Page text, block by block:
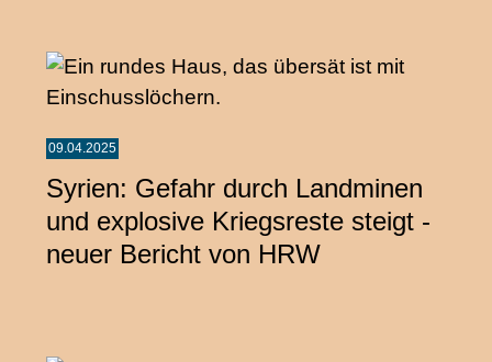
09.04.2025
Syrien: Gefahr durch Landminen
und explosive Kriegsreste steigt -
neuer Bericht von HRW